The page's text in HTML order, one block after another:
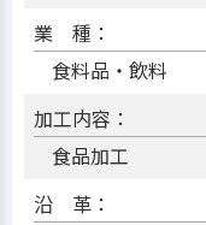
業 種：
食料品・飲料
加工内容：
食品加工
沿 革：